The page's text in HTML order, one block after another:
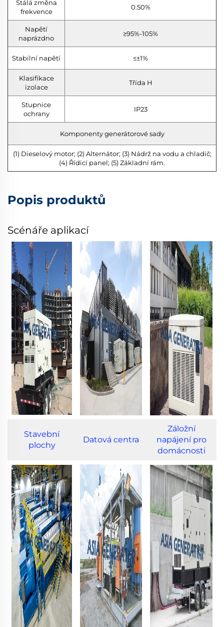
Stálá změna
frekvence
0.50%
Napětí
naprázdno
≥95%-105%
Stabilní napětí ≤±1%
Klasifikace
izolace
Třída H
Stupnice
ochrany
IP23
Komponenty generátorové sady
(1) Dieselový motor; (2) Alternátor; (3) Nádrž na vodu a chladič;
(4) Řídicí panel; (5) Základní rám.
Popis produktů
Scénáře aplikací
Stavební
plochy
Datová centra
Záložní
napájení pro
domácnosti